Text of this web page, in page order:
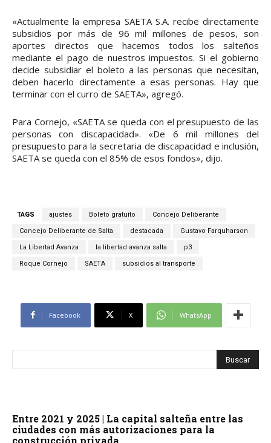
«Actualmente la empresa SAETA S.A. recibe directamente
subsidios por más de 96 mil millones de pesos, son
aportes directos que hacemos todos los salteños
mediante el pago de nuestros impuestos. Si el gobierno
decide subsidiar el boleto a las personas que necesitan,
deben hacerlo directamente a esas personas. Hay que
terminar con el curro de SAETA», agregó.
Para Cornejo, «SAETA se queda con el presupuesto de las
personas con discapacidad». «De 6 mil millones del
presupuesto para la secretaria de discapacidad e inclusión,
SAETA se queda con el 85% de esos fondos», dijo.
TAGS ajustes Boleto gratuito Concejo Deliberante
Concejo Deliberante de Salta destacada Gustavo Farquharson
La Libertad Avanza la libertad avanza salta p3
Roque Cornejo SAETA subsidios al transporte
Facebook X WhatsApp
Entre 2021 y 2025 | La capital salteña entre las
ciudades con más autorizaciones para la
construcción privada